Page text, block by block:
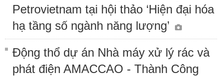
Petrovietnam tại hội thảo ‘Hiện đại hóa
hạ tầng số ngành năng lượng’
Động thổ dự án Nhà máy xử lý rác và
phát điện AMACCAO - Thành Công